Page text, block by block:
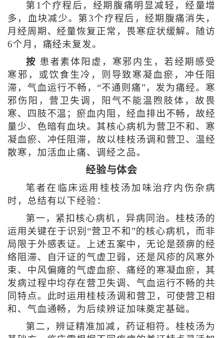
第1个疗程后，经期腹痛明显减轻，经量增
多，血块减少。第3个疗程后，经期腹痛消失，
月经周期、经量恢复正常，畏寒症状缓解。随访
6个月，痛经未复发。
按 患者素体阳虚，寒邪内生，若经期感受
寒邪，或饮食生冷，则导致寒凝血瘀，冲任阻
滞，气血运行不畅，“不通则痛”，发为痛经。寒
邪伤阳，营卫失调，阳气不能温煦肢体，故畏
寒、四肢不温；瘀血内阻，经血排出不畅，故经
量少、色暗有血块。其核心病机为营卫不和、寒
凝血瘀、冲任阻滞，故以桂枝汤调和营卫、温经
散寒，加活血止痛、调经之品。
经验与体会
笔者在临床运用桂枝汤加味治疗内伤杂病
时，总结有以下经验：
第一，紧扣核心病机，异病同治。桂枝汤的
运用关键在于识别“营卫不和”的核心病机，而非
局限于外感表证。上述五案中，无论是颈痹的经
络阻滞、自汗证的气虚卫弱，还是风疹的风寒外
束、中风偏瘫的气虚血瘀、痛经的寒凝血瘀，其
发病过程中均存在营卫失调、气血运行不畅的共
同特点。此时运用桂枝汤调和营卫，可使营卫相
和、气血通畅，为后续辨证加味奠定基础。
第二，辨证精准加减，药证相符。桂枝汤为